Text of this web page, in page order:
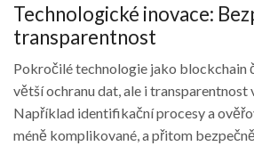
Technologické inovace:
transparentnost
Pokročilé technologie jako blockchain
větší ochranu dat, ale i transparentnost
Například identifikační procesy a
méně komplikované, a přitom